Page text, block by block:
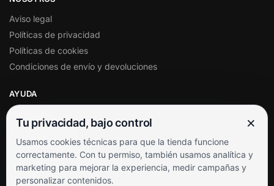
Aviso legal
Políticas de privacidad
Políticas de cookies
Condiciones de envío y devoluciones
AYUDA
Soporte al cliente
Contacto
Términos y condiciones
Preguntas frecuentes
Tu privacidad, bajo control ×
Usamos cookies técnicas para que la tienda funcione
correctamente. Con tu permiso, también usamos analítica y
marketing para mejorar la experiencia, medir campañas y
personalizar contenidos.